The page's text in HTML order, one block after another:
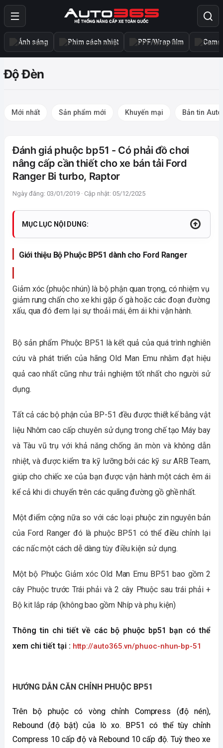
Ánh sáng Phim cách nhiệt PPF/Wrap film
Độ Đèn
Mới nhất Sản phẩm mới Khuyến mại Bản tin
Đánh giá phuộc bp51 - Có phải đồ chơi
nâng cấp cần thiết cho xe bán tải Ford
Ranger Bi turbo, Raptor
Ngày đăng: 03/01/2019 · Cập nhật: 05/12/2025
MỤC LỤC NỘI DUNG:
Giới thiệu Bộ Phuộc BP51 dành cho Ford Ranger
Giảm xóc (phuộc nhún) là bộ phận quan trọng, có nhiệm vụ
giảm rung chấn cho xe khi gặp ổ gà hoặc các đoạn đường
xấu, qua đó đem lại sự thoải mái, êm ái khi vận hành.
Bộ sản phẩm Phuộc BP51 là kết quả của quá trình nghiên
cứu và phát triển của hãng Old Man Emu nhằm đạt hiệu
quả cao nhất cũng như trải nghiệm tốt nhất cho người sử
dụng.
Tất cả các bộ phận của BP-51 đều được thiết kế bằng vật
liệu Nhôm cao cấp chuyên sử dụng trong chế tạo Máy bay
và Tàu vũ trụ với khả năng chống ăn mòn và không dẫn
nhiệt, và được kiểm tra kỹ lưỡng bởi các kỹ sư ARB Team,
giúp cho chiếc xe của bạn được vận hành một cách êm ái
kể cả khi di chuyển trên các quãng đường gồ ghề nhất.
Một điểm cộng nữa so với các loại phuộc zin nguyên bản
của Ford Ranger đó là phuộc BP51 có thể điều chỉnh lại
các nấc một cách dễ dàng tùy điều kiện sử dụng.
Một bộ Phuộc Giảm xóc Old Man Emu BP51 bao gồm 2
cây Phuộc trước Trái phải và 2 cây Phuộc sau trái phải +
Bộ kit lắp ráp (không bao gồm Nhíp và phụ kiện)
Thông tin chi tiết về các bộ phuộc bp51 bạn có thể
xem chi tiết tại : http://auto365.vn/phuoc-nhun-bp-51
HƯỚNG DẪN CĂN CHỈNH PHUỘC BP51
Trên bộ phuộc có vòng chỉnh Compress (độ nén),
Rebound (độ bật) của lò xo. BP51 có thể tùy chỉnh
Compress 10 cấp độ và Rebound 10 cấp độ. Tuỳ theo xe